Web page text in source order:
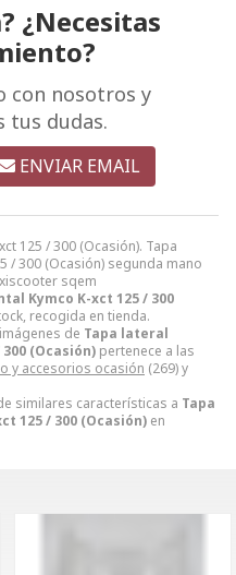
125 / 300 (Ocasión). Tapa
/ 300 (Ocasión) segunda mano
sqem
Kymco K-xct 125 / 300
recogida en tienda.
de Tapa lateral
(Ocasión) pertenece a las
y accesorios ocasión (269) y
similares características a Tapa
125 / 300 (Ocasión) en
¿Necesitas
con nosotros y
tus dudas.
ENVIAR EMAIL